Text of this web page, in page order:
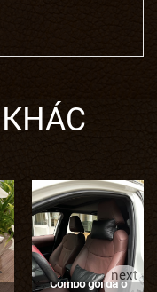
Combo gối da ô
next